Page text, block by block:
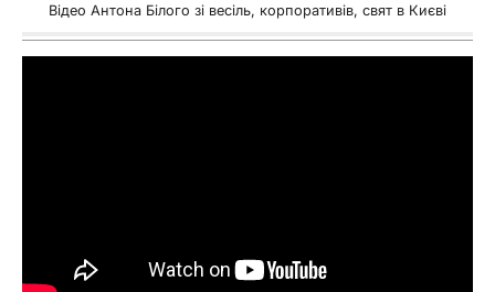
Відео Антона Білого зі весіль, корпоративів, свят в Києві